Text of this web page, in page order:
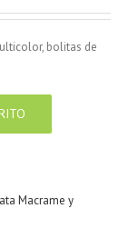
bolitas de
Macrame y